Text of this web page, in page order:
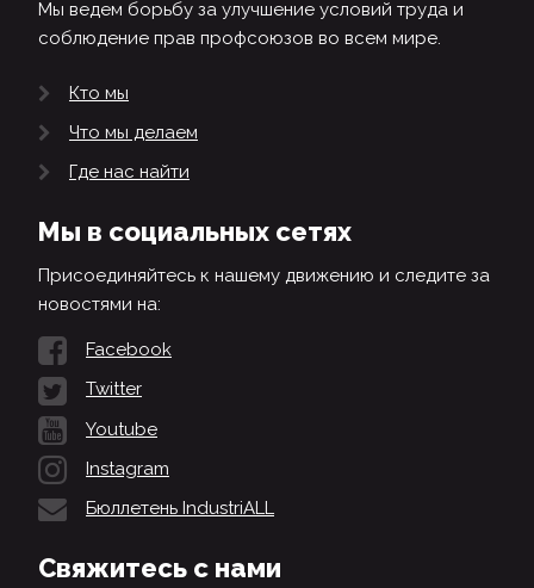
Мы ведем борьбу за улучшение условий труда и
соблюдение прав профсоюзов во всем мире.
Кто мы
Что мы делаем
Где нас найти
Мы в социальных сетях
Присоединяйтесь к нашему движению и следите за
новостями на:
Facebook
Twitter
Youtube
Instagram
Бюллетень IndustriALL
Свяжитесь с нами